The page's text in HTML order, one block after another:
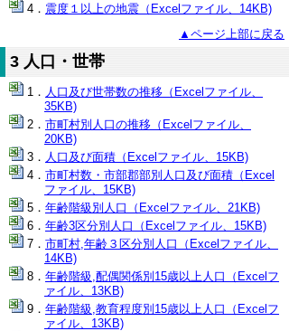
震度１以上の地震（Excelファイル、14KB)
▲ページ上部に戻る
3 人口・世帯
人口及び世帯数の推移（Excelファイル、
35KB)
市町村別人口の推移（Excelファイル、
20KB)
人口及び面積（Excelファイル、15KB)
市町村数・市部郡部別人口及び面積（Excel
ファイル、15KB)
年齢階級別人口（Excelファイル、21KB)
年齢3区分別人口（Excelファイル、15KB)
市町村,年齢３区分別人口（Excelファイル、
14KB)
年齢階級,配偶関係別15歳以上人口（Excelフ
ァイル、13KB)
年齢階級,教育程度別15歳以上人口（Excelフ
ァイル、13KB)